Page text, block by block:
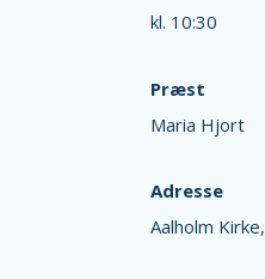
kl. 10:30
Præst
Maria Hjort
Adresse
Aalholm Kirke,